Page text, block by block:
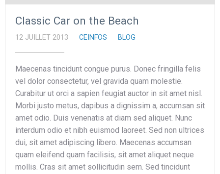
Classic Car on the Beach
12 JUILLET 2013 CEINFOS BLOG
Maecenas tincidunt congue purus. Donec fringilla felis
vel dolor consectetur, vel gravida quam molestie.
Curabitur ut orci a sapien feugiat auctor in sit amet nisl.
Morbi justo metus, dapibus a dignissim a, accumsan sit
amet odio. Duis venenatis at diam sed aliquet. Nunc
interdum odio et nibh euismod laoreet. Sed non ultrices
dui, sit amet adipiscing libero. Maecenas accumsan
quam eleifend quam facilisis, sit amet aliquet neque
mollis. Cras sit amet sollicitudin sem. Sed tincidunt